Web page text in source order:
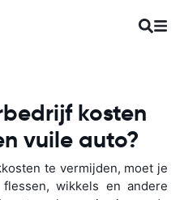
kosten
vuile auto?
te vermijden, moet je
wikkels en andere